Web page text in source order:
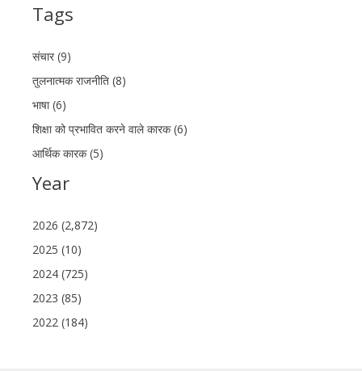
Tags
संचार (9)
तुलनात्मक राजनीति (8)
भाषा (6)
शिक्षा को प्रभावित करने वाले कारक (6)
आर्थिक कारक (5)
Year
2026 (2,872)
2025 (10)
2024 (725)
2023 (85)
2022 (184)